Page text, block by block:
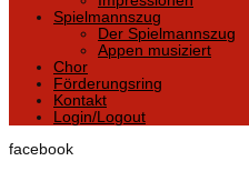
Spielmannszug
Der Spielmannszug
Appen musiziert
Chor
Förderungsring
Kontakt
Login/Logout
facebook